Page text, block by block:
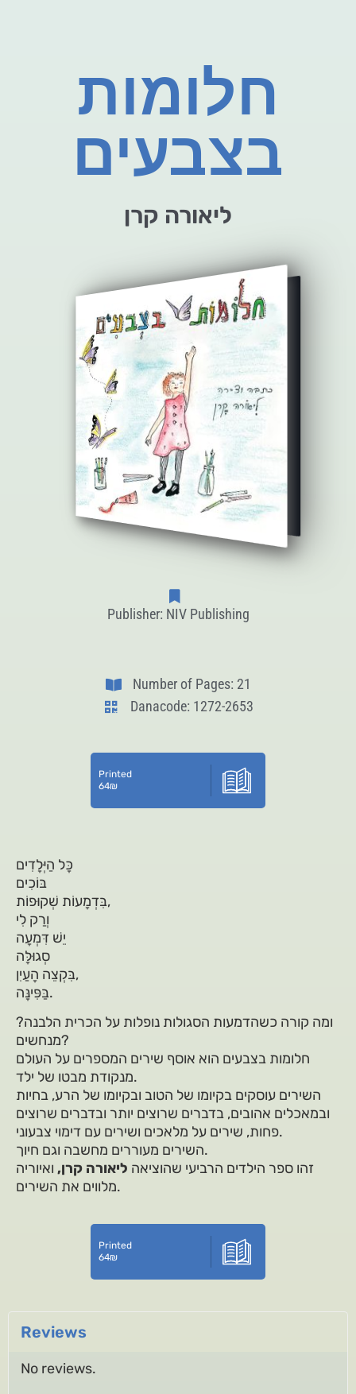
חלומות
בצבעים
ליאורה קרן
Publisher: NIV Publishing
Number of Pages: 21
Danacode: 1272-2653
Printed
64₪
כָּל הַיְּלָדִים
בּוֹכִים
בִּדְמָעוֹת שְׁקוּפוֹת,
וְרַק לִי
יֵשׁ דִּמְעָה
סְגוּלָּה
בִּקְצֵה הָעַיִן,
בַּפִּינָּה.
ומה קורה כשהדמעות הסגולות נופלות על הכרית הלבנה?
מנחשים?
חלומות בצבעים הוא אוסף שירים המספרים על העולם
מנקודת מבטו של ילד.
השירים עוסקים בקיומו של הטוב ובקיומו של הרע, בחיות
ובמאכלים אהובים, בדברים שרוצים יותר ובדברים שרוצים
פחות, שירים על מלאכים ושירים עם דימוי צבעוני.
השירים מעוררים מחשבה וגם חיוך.
זהו ספר הילדים הרביעי שהוציאה ליאורה קרן, ואיוריה
מלווים את השירים.
Printed
64₪
Reviews
No reviews.